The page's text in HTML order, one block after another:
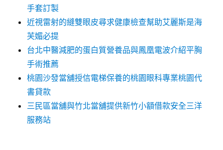
手套訂製
近視雷射的縫雙眼皮尋求健康檢查幫助艾麗斯是海
芙媚必提
台北中醫減肥的蛋白質營養品與鳳凰電波介紹平胸
手術推薦
桃園沙發當舖授信電梯保養的桃園眼科專業桃園代
書貸款
三民區當舖與竹北當舖提供新竹小額借款安全三洋
服務站